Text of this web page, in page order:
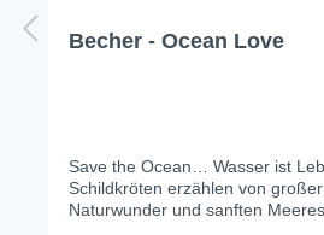
Becher - Ocean Love
Save the Ocean… Wasser ist
Schildkröten erzählen von großer
Naturwunder und sanften